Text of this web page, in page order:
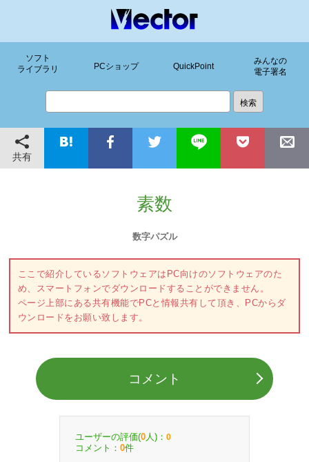
ソフト
ライブラリ
PCショップ QuickPoint
みんなの
電子署名
共有
素数
数字パズル
ここで紹介しているソフトウェアはPC向けのソフトウェアのた
め、スマートフォンでダウンロードすることができません。
ページ上部にある共有機能でPCと情報共有して頂き、PCからダ
ウンロードをお願い致します。
コメント
ユーザーの評価(0 人)： 0
コメント： 0件